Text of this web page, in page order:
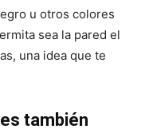
u otros colores
sea la pared el
una idea que te
también